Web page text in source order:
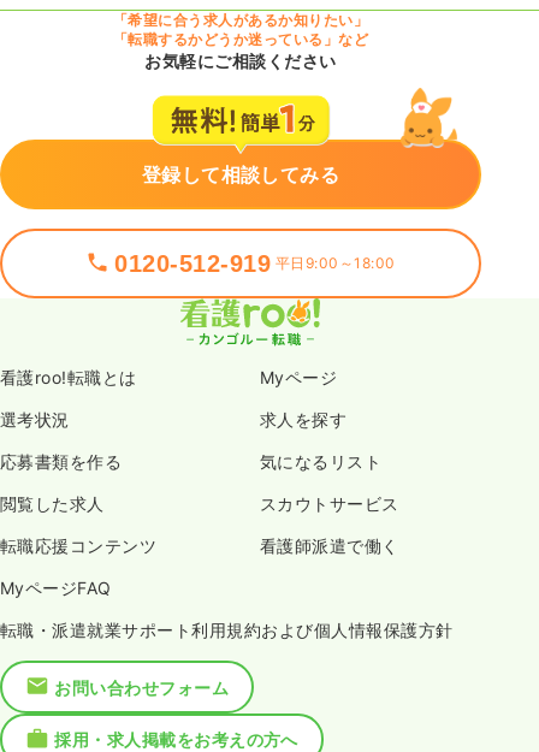
「希望に合う求人があるか知りたい」
「転職するかどうか迷っている」など
お気軽にご相談ください
登録して相談してみる
0120-512-919 平日9:00～18:00
看護roo!転職とは Myページ
選考状況 求人を探す
応募書類を作る 気になるリスト
閲覧した求人 スカウトサービス
転職応援コンテンツ 看護師派遣で働く
MyページFAQ
転職・派遣就業サポート利用規約および個人情報保護方針
お問い合わせフォーム
採用・求人掲載をお考えの方へ